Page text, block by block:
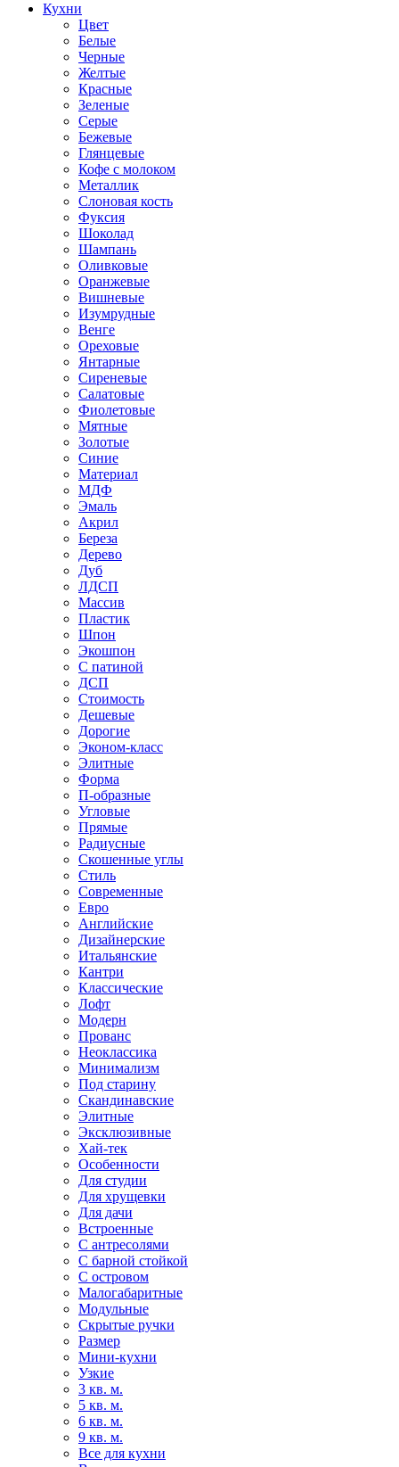
Кухни
Цвет
Белые
Черные
Желтые
Красные
Зеленые
Серые
Бежевые
Глянцевые
Кофе с молоком
Металлик
Слоновая кость
Фуксия
Шоколад
Шампань
Оливковые
Оранжевые
Вишневые
Изумрудные
Венге
Ореховые
Янтарные
Сиреневые
Салатовые
Фиолетовые
Мятные
Золотые
Синие
Материал
МДФ
Эмаль
Акрил
Береза
Дерево
Дуб
ЛДСП
Массив
Пластик
Шпон
Экошпон
С патиной
ДСП
Стоимость
Дешевые
Дорогие
Эконом-класс
Элитные
Форма
П-образные
Угловые
Прямые
Радиусные
Скошенные углы
Стиль
Современные
Евро
Английские
Дизайнерские
Итальянские
Кантри
Классические
Лофт
Модерн
Прованс
Неоклассика
Минимализм
Под старину
Скандинавские
Элитные
Эксклюзивные
Хай-тек
Особенности
Для студии
Для хрущевки
Для дачи
Встроенные
С антресолями
С барной стойкой
С островом
Малогабаритные
Модульные
Скрытые ручки
Размер
Мини-кухни
Узкие
3 кв. м.
5 кв. м.
6 кв. м.
9 кв. м.
Все для кухни